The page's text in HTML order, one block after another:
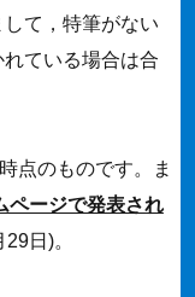
て，特筆がない
ている場合は合
時点のものです。ま
ページで発表され
日)。